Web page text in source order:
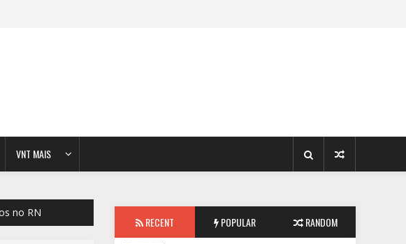
VNT MAIS
no RN
RECENT POPULAR RANDOM